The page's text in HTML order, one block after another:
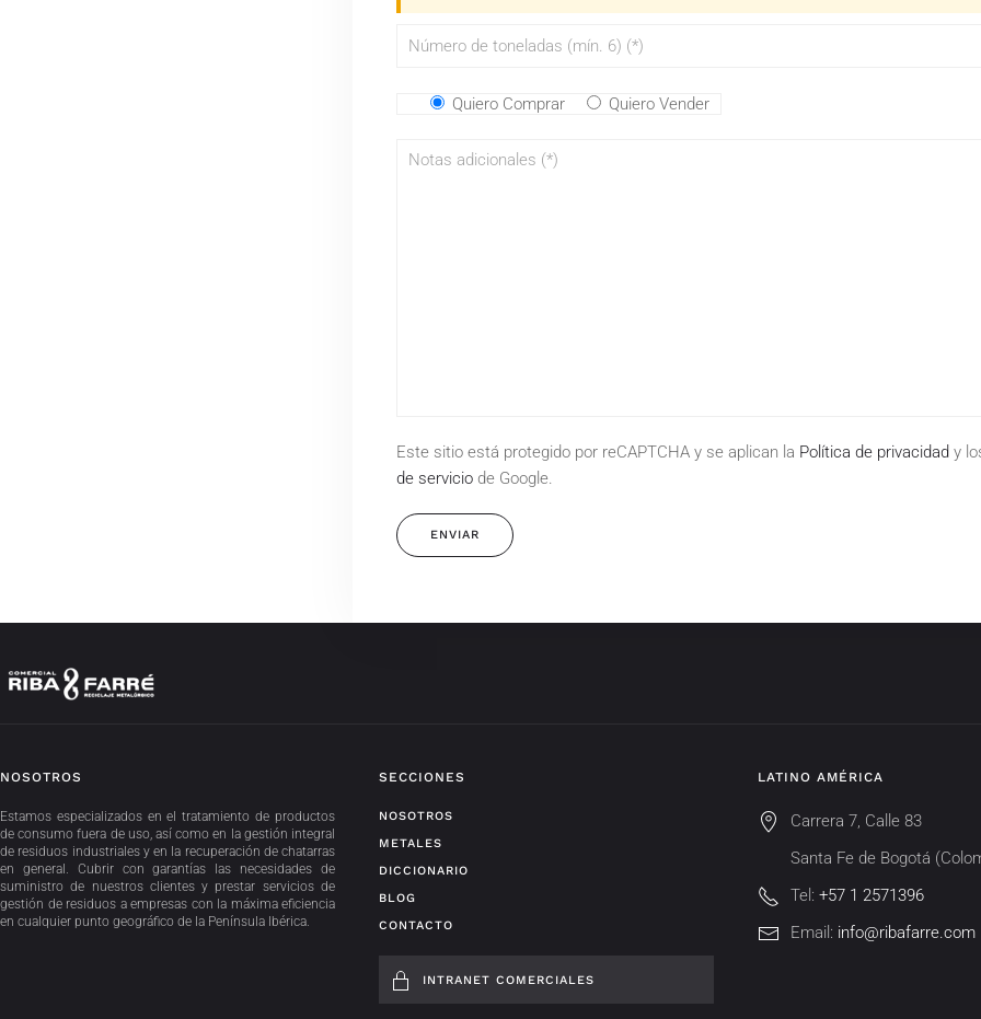
Quiero Comprar Quiero Vender
Este sitio está protegido por reCAPTCHA y se aplican la Política de privacidad y
de servicio de Google.
NOSOTROS
Estamos especializados en el tratamiento de productos
de consumo fuera de uso, así como en la gestión integral
de residuos industriales y en la recuperación de chatarras
en general. Cubrir con garantías las necesidades de
suministro de nuestros clientes y prestar servicios de
gestión de residuos a empresas con la máxima eficiencia
en cualquier punto geográfico de la Península Ibérica.
SECCIONES
NOSOTROS
METALES
DICCIONARIO
BLOG
CONTACTO
INTRANET COMERCIALES
LATINO AMÉRICA
Carrera 7, Calle 83
Santa Fe de Bogotá
Tel: +57 1 2571396
Email: info@ribafarre.com